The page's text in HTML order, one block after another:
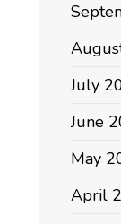
July
June
May
April